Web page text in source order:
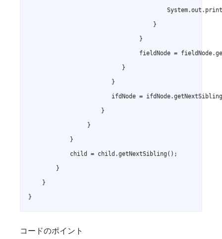
                                    }
                                }
fieldNode =
                           }
                        }
ifdNode =
                     }
                 }
            }
            child = child.getNextSibling();
        }
    }
コードのポイント